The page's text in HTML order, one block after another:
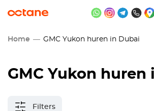
Home GMC Yukon huren in Dubai
GMC Yukon huren
Filters